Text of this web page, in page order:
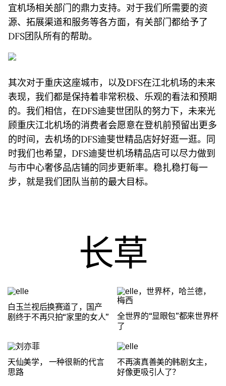
宜机场相关部门的鼎力支持。对于我们所需要的资
源、拓展渠道和服务等各方面，有关部门都给予了
DFS团队所有的帮助。
其次对于重庆这座城市，以及DFS在江北机场的未来
表现，我们都是保持着非常积极、乐观的看法和预期
的。我们相信，在DFS迪斐世团队的努力下，未来光
顾重庆江北机场的消费者会愿意在登机前预留出更多
的时间，去机场的DFS迪斐世精品店好好逛一逛。同
时我们也希望，DFS迪斐世机场精品店可以尽力做到
与市中心奢侈品店铺的同步更新率。稳扎稳打每一
步，就是我们团队当前的最大目标。
长草
白玉兰视后换赛道了，国产
剧终于不再只拍“家里的女人”
全世界的“显眼包”都来世界杯
了
天仙美学， 一种很新的代言
思路
不再演真善美的韩剧女主，
好像更吸引人了？